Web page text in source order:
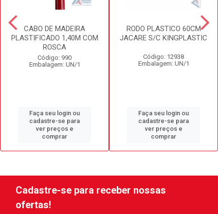
CABO DE MADEIRA
PLASTIFICADO 1,40M COM
ROSCA
Código: 990
Embalagem: UN/1
Faça seu login ou
cadastre-se para
ver preços e
comprar
RODO PLASTICO 60CM
JACARE S/C KINGPLASTIC
Código: 12938
Embalagem: UN/1
Faça seu login ou
cadastre-se para
ver preços e
comprar
Cadastre-se para receber nossas
ofertas!